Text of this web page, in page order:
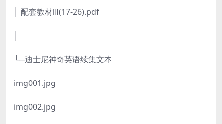
│ 配套教材Ⅲ(17-26).pdf
└─迪士尼神奇英语续集文本
img001.jpg
img002.jpg